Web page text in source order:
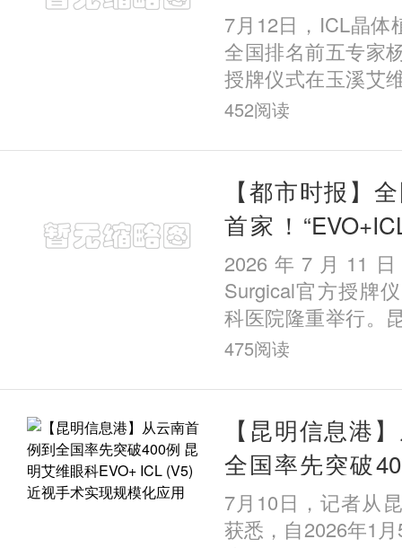
家工作室落地玉
7月12日，ICL晶体
全国排名前五专家
授牌仪式在玉溪艾
行。这标志着国内
边地区的
452阅读
【都市时报】
首家！
育示范中心” 落
2026年7月11日
Surgical官方授牌
科医院隆重举行。
获评全国首
心”。这是继全国
475阅读
【昆明信息港
全国率先突破
眼科EVO+ ICL
现规模化应用
7月10日，记者从
获悉，自2026年1